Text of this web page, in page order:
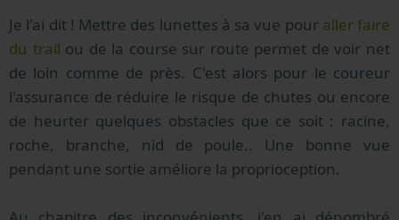
Je l'ai dit ! Mettre des lunettes à sa vue pour aller faire
du trail ou de la course sur route permet de voir net
de loin comme de près. C'est alors pour le coureur
l'assurance de réduire le risque de chutes ou encore
de heurter quelques obstacles que ce soit : racine,
roche, branche, nid de poule.. Une bonne vue
pendant une sortie améliore la proprioception.